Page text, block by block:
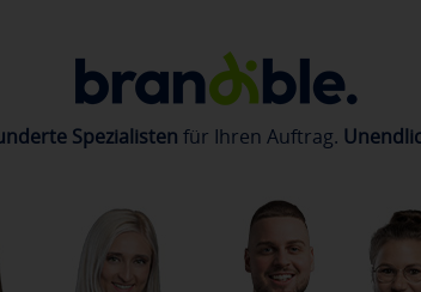
Spezialisten für Ihren Auftrag.